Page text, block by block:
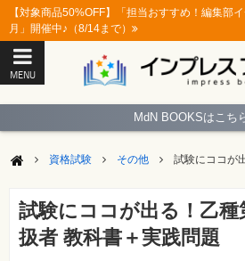
【対象商品50%OFF】「担当おすすめ！編集
月」開催中♪（8/14まで）
MENU
ペ
ジ
ソ
コ
ン
ソ
MdN BOOKSはこち
資格試験 その他 試験にココが
試験にココが出る！乙種
扱者 教科書＋実践問題